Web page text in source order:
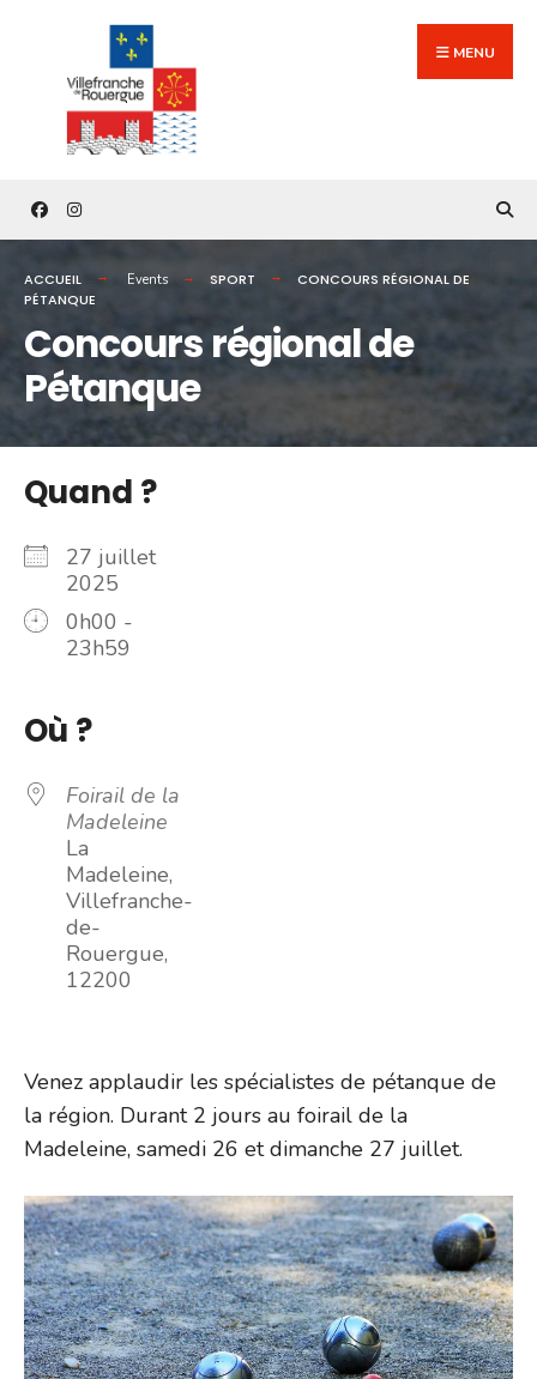
content
MENU
ACCUEIL Events SPORT
CONCOURS RÉGIONAL DE
PÉTANQUE
Concours régional de
Pétanque
Quand ?
27 juillet
2025
0h00 -
23h59
Où ?
Foirail de la
Madeleine
La
Madeleine,
Villefranche-
de-
Rouergue,
12200
Venez applaudir les spécialistes de pétanque de
la région. Durant 2 jours au foirail de la
Madeleine, samedi 26 et dimanche 27 juillet.